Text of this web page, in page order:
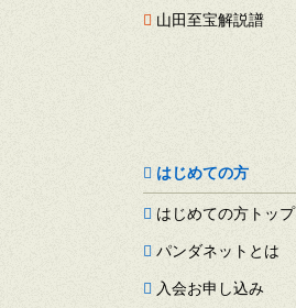
山田至宝解説譜
はじめての方
はじめての方トップ
パンダネットとは
入会お申し込み